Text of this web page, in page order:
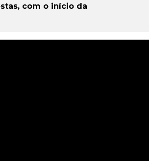
com o início da